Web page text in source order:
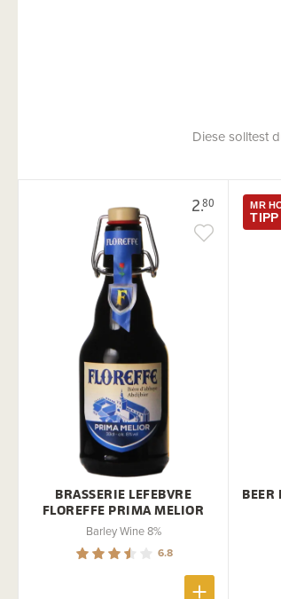
Diese solltest
2.80
BRASSERIE LEFEBVRE
FLOREFFE PRIMA MELIOR
Barley Wine 8%
6.8
MR
TIPP
BEER